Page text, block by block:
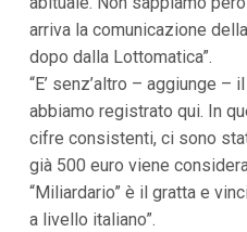
r
i
n
c
i
a
l
e
V
a
i
arriva la comunicazione
dopo dalla Lottomatica”.
“E’ senz’altro – aggiunge –
abbiamo registrato qui. In
cifre consistenti, ci sono
già 500 euro viene
“Miliardario” è il gratta e
a livello italiano”.